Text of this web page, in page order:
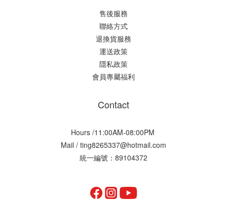
售後服務
聯絡方式
退換貨服務
運送政策
隱私政策
會員專屬福利
Contact
Hours /11:00AM-08:00PM
Mail / ting8265337@hotmail.com
統一編號：89104372